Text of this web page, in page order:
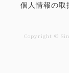
個人情報の取
Copyright ©